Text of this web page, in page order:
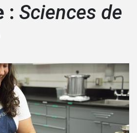
: Sciences de